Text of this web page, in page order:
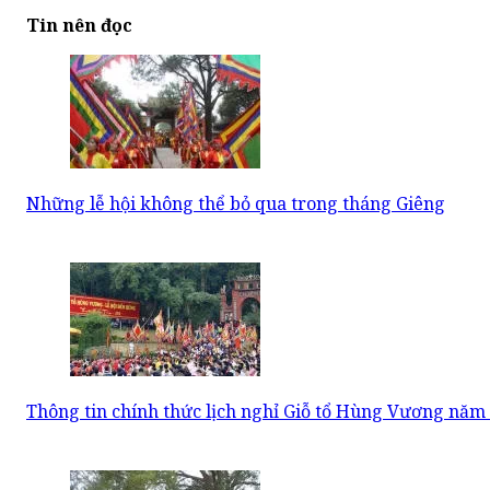
Tin nên đọc
Những lễ hội không thể bỏ qua trong tháng Giêng
Thông tin chính thức lịch nghỉ Giỗ tổ Hùng Vương năm